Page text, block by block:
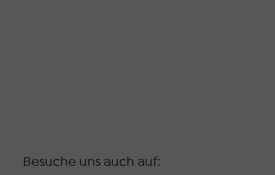
Besuche uns auch auf: